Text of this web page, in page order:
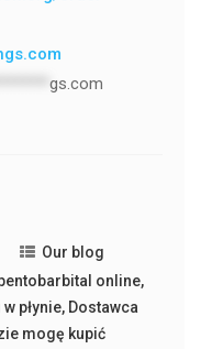
gs.com
Our blog
online,
płynie, Dostawca
mogę kupić